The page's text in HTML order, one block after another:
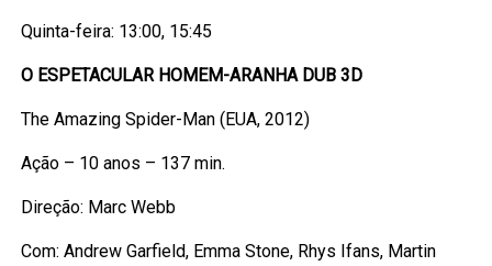
Quinta-feira: 13:00, 15:45
O ESPETACULAR HOMEM-ARANHA DUB 3D
The Amazing Spider-Man (EUA, 2012)
Ação – 10 anos – 137 min.
Direção: Marc Webb
Com: Andrew Garfield, Emma Stone, Rhys Ifans, Martin